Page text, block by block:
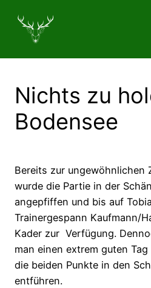
Inhalt
springen
Nichts zu
Bodensee
Bereits zur ungewöhnlichen
wurde die Partie in der
angepfiffen und bis auf
Trainergespann Kaufmann/
Kader zur Verfügung.
man einen extrem guten
die beiden Punkte in den
entführen.